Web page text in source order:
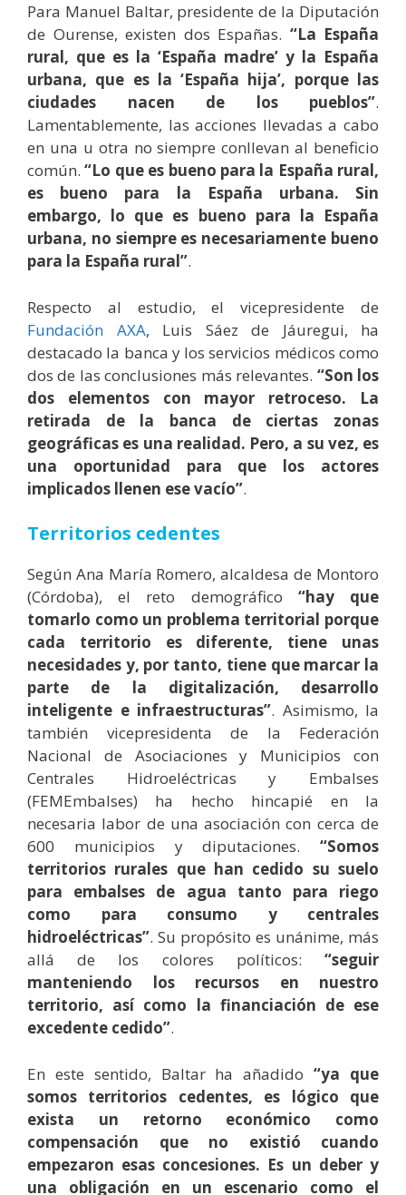
Para Manuel Baltar, presidente de la Diputación
de Ourense, existen dos Españas. “La España
rural, que es la ‘España madre’ y la España
urbana, que es la ‘España hija’, porque las
ciudades nacen de los pueblos”.
Lamentablemente, las acciones llevadas a cabo
en una u otra no siempre conllevan al beneficio
común.“Lo que es bueno para la España rural,
es bueno para la España urbana. Sin
embargo, lo que es bueno para la España
urbana, no siempre es necesariamente bueno
para la España rural”.
Respecto al estudio, el vicepresidente de
Fundación AXA, Luis Sáez de Jáuregui, ha
destacado la banca y los servicios médicos como
dos de las conclusiones más relevantes. “Son los
dos elementos con mayor retroceso. La
retirada de la banca de ciertas zonas
geográficas es una realidad. Pero, a su vez, es
una oportunidad para que los actores
implicados llenen ese vacío”.
Territorios cedentes
Según Ana María Romero, alcaldesa de Montoro
(Córdoba), el reto demográfico “hay que
tomarlo como un problema territorial porque
cada territorio es diferente, tiene unas
necesidades y, por tanto, tiene que marcar la
parte de la digitalización, desarrollo
inteligente e infraestructuras”. Asimismo, la
también vicepresidenta de la Federación
Nacional de Asociaciones y Municipios con
Centrales Hidroeléctricas y Embalses
(FEMEmbalses) ha hecho hincapié en la
necesaria labor de una asociación con cerca de
600 municipios y diputaciones. “Somos
territorios rurales que han cedido su suelo
para embalses de agua tanto para riego
como para consumo y centrales
hidroeléctricas”. Su propósito es unánime, más
allá de los colores políticos: “seguir
manteniendo los recursos en nuestro
territorio, así como la financiación de ese
excedente cedido”.
En este sentido, Baltar ha añadido“ya que
somos territorios cedentes, es lógico que
exista un retorno económico como
compensación que no existió cuando
empezaron esas concesiones. Es un deber y
una obligación en un escenario como el